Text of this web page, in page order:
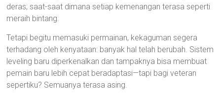
deras; saat-saat dimana setiap kemenangan terasa seperti
meraih bintang.
Tetapi begitu memasuki permainan, kekaguman segera
terhadang oleh kenyataan: banyak hal telah berubah. Sistem
leveling baru diperkenalkan dan tampaknya bisa membuat
pemain baru lebih cepat beradaptasi—tapi bagi veteran
sepertiku? Semuanya terasa asing.